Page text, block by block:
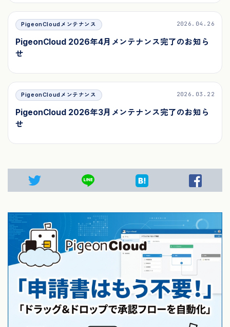
PigeonCloudメンテナンス 2026.04.26
PigeonCloud 2026年4月メンテナンス完了のお知ら
せ
PigeonCloudメンテナンス 2026.03.22
PigeonCloud 2026年3月メンテナンス完了のお知ら
せ